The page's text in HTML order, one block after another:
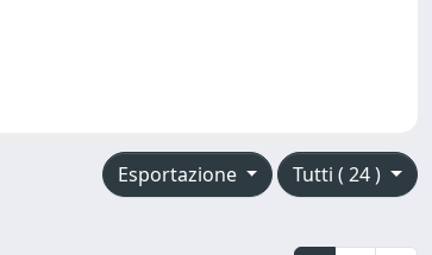
Tutti ( 24 )
Esportazione